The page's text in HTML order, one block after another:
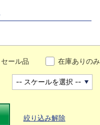
セール品 在庫ありのみ
絞り込み解除